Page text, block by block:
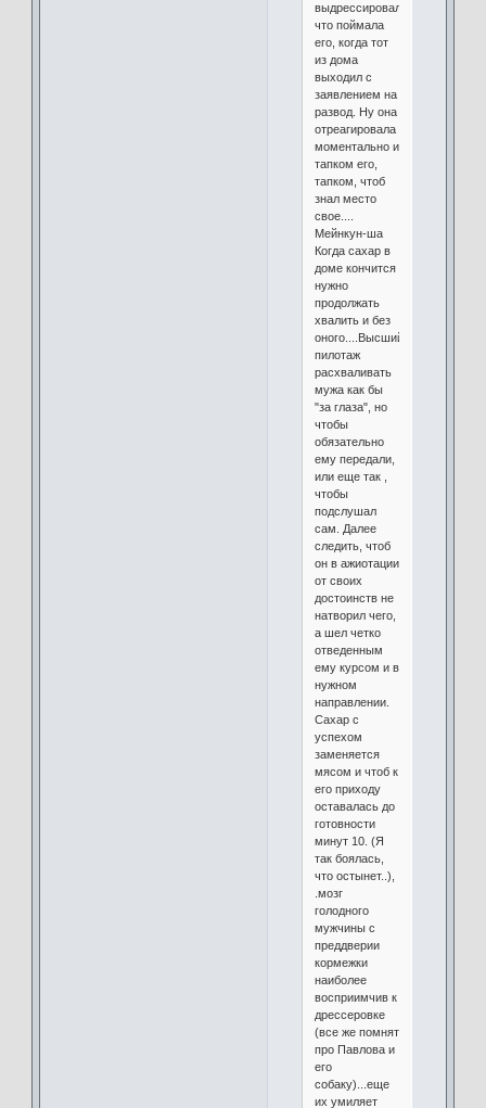
выдрессировала,
что поймала
его, когда тот
из дома
выходил с
заявлением на
развод. Ну она
отреагировала
моментально и
тапком его,
тапком, чтоб
знал место
свое....
Мейнкун-ша
Когда сахар в
доме кончится
нужно
продолжать
хвалить и без
оного....Высший
пилотаж
расхваливать
мужа как бы
"за глаза", но
чтобы
обязательно
ему передали,
или еще так ,
чтобы
подслушал
сам. Далее
следить, чтоб
он в ажиотации
от своих
достоинств не
натворил чего,
а шел четко
отведенным
ему курсом и в
нужном
направлении.
Сахар с
успехом
заменяется
мясом и чтоб к
его приходу
оставалась до
готовности
минут 10. (Я
так боялась,
что остынет..),
.мозг
голодного
мужчины с
преддверии
кормежки
наиболее
восприимчив к
дрессеровке
(все же помнят
про Павлова и
его
собаку)...еще
их умиляет